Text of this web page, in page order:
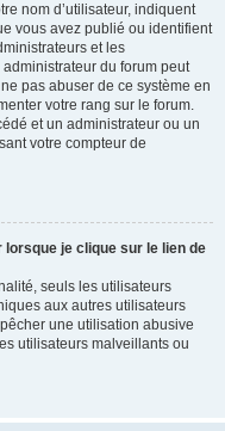
nom d’utilisateur, indiquent
vous avez publié ou identifient
et les
du forum peut
pas abuser de ce système en
votre rang sur le forum.
et un administrateur ou un
votre compteur de
lorsque je clique sur le lien de
seuls les utilisateurs
aux autres utilisateurs
une utilisation abusive
utilisateurs malveillants ou